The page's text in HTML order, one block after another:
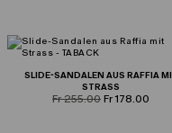
SLIDE-SANDALEN AUS RAFFIA
STRASS
product.price.original
Fr 255.00 Fr 178.00